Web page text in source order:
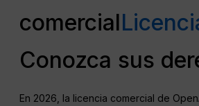
comercial
Conozca sus
En 2026, la licencia comercial de